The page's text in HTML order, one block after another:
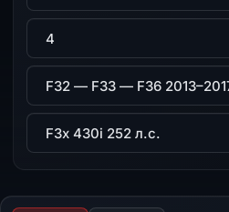
Модель
Поколение
Двигатель